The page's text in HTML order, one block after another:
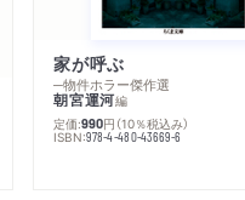
家が呼ぶ
─物件ホラー傑作選
朝宮運河編
定価:990円 （10％税込み）
ISBN:978-4-480-43669-6